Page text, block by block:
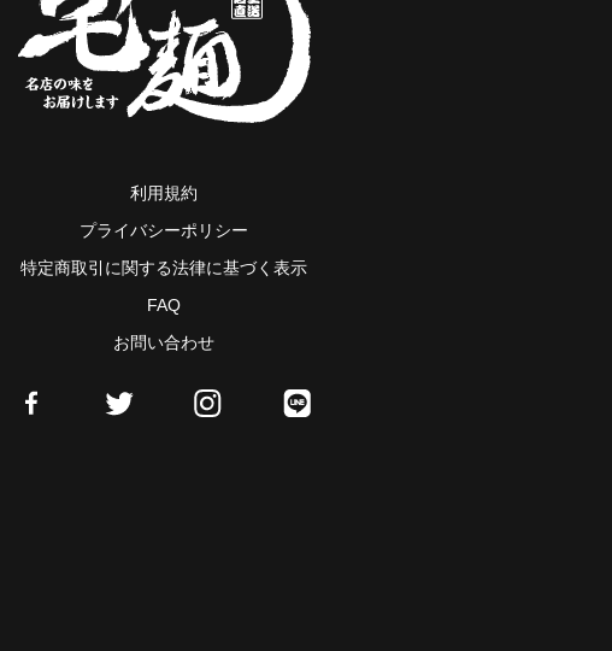
利用規約
プライバシーポリシー
特定商取引に関する法律に基づく表示
FAQ
お問い合わせ